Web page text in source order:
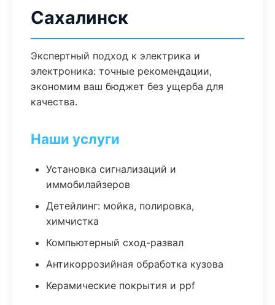
Сахалинск
Экспертный подход к электрика и
электроника: точные рекомендации,
экономим ваш бюджет без ущерба для
качества.
Наши услуги
Установка сигнализаций и
иммобилайзеров
Детейлинг: мойка, полировка,
химчистка
Компьютерный сход-развал
Антикоррозийная обработка кузова
Керамические покрытия и ppf